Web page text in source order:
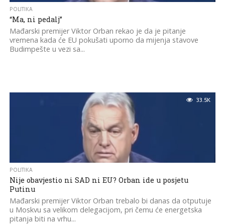
POLITIKA
“Ma, ni pedalj”
Mađarski premijer Viktor Orban rekao je da je pitanje
vremena kada će EU pokušati uporno da mijenja stavove
Budimpešte u vezi sa...
33.5K
POLITIKA
Nije obavjestio ni SAD ni EU? Orban ide u posjetu
Putinu
Mađarski premijer Viktor Orban trebalo bi danas da otputuje
u Moskvu sa velikom delegacijom, pri čemu će energetska
pitanja biti na vrhu...